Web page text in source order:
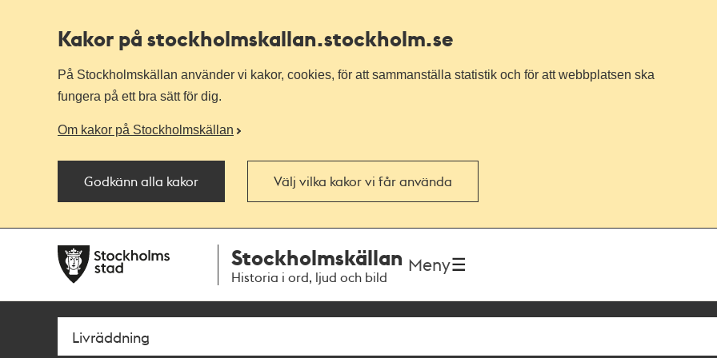
Kakor på stockholmskallan.stockholm.se
På Stockholmskällan använder vi kakor, cookies, för att sammanställa statistik och för att webbplatsen ska
fungera på ett bra sätt för dig.
Om kakor på Stockholmskällan
Godkänn alla kakor Välj vilka kakor vi får använda
navigationen
huvudinnehållet
Stockholmskällan
Historia i ord, ljud och bild
Meny
Sök